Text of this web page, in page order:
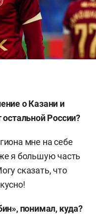
о Казани и
остальной России?
мне на себе
я большую часть
сказать, что
понимал, куда?